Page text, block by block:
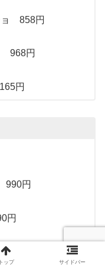
ョ 858円
968円
円
990円
円
トップ サイドバー